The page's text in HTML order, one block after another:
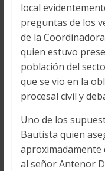
local
preguntas de los
de la
quien estuvo
población del
que se vio en la
procesal civil y
Uno de los
Bautista quien
aproximadamente
al señor Antenor